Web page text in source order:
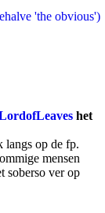
'the obvious')
het
langs op de fp.
mensen
soberso ver op